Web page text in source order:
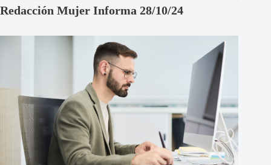
Redacción Mujer Informa 28/10/24